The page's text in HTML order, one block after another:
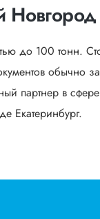
Новгород
до 100 тонн.
обычно
партнер в
Екатеринбург.